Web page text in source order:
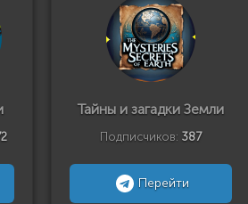
Тайны и загадки Земли
Подписчиков: 387
Перейти